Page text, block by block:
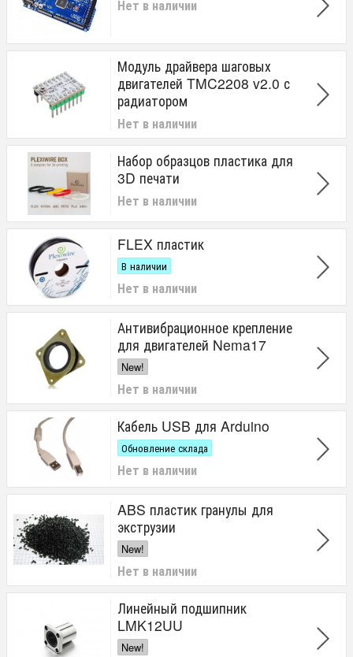
Нет в наличии
Модуль драйвера шаговых
двигателей TMC2208 v2.0 с
радиатором
Нет в наличии
Набор образцов пластика для
3D печати
Нет в наличии
FLEX пластик
В наличии
Нет в наличии
Антивибрационное крепление
для двигателей Nema17
New!
Нет в наличии
Кабель USB для Arduino
Обновление склада
Нет в наличии
ABS пластик гранулы для
экструзии
New!
Нет в наличии
Линейный подшипник
LMK12UU
New!